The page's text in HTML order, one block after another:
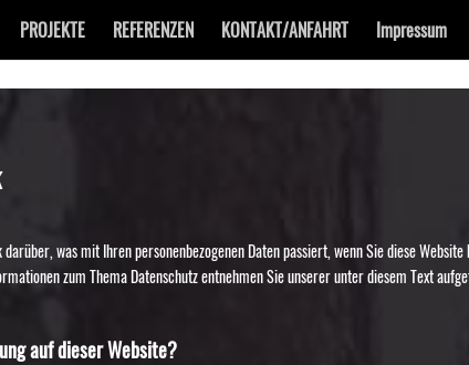
PROJEKTE REFERENZEN KONTAKT/ANFAHRT Impressum
was mit Ihren personenbezogenen Daten passiert, wenn Sie diese
zum Thema Datenschutz entnehmen Sie unserer unter diesem Text
auf dieser Website?